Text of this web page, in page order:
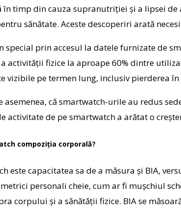
în timp din cauza supranutriției și a lipsei
sănătate. Aceste descoperiri arată
special prin accesul la datele furnizate de
activității fizice la aproape 60% dintre
vizibile pe termen lung, inclusiv pierderea în
asemenea, că smartwatch-urile au redus
activitate de pe smartwatch a arătat o
compoziția corporală?
este capacitatea sa de a măsura și BIA,
personali cheie, cum ar fi mușchiul
corpului și a sănătății fizice. BIA se